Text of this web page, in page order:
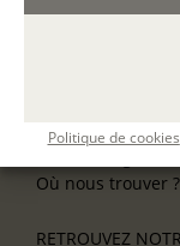
Politique de cookies
Nos ateliers à
Écrire en
Où nous trouver ?
RETROUVEZ